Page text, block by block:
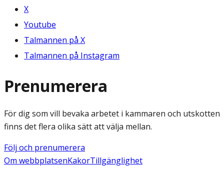
X
Youtube
Talmannen på X
Talmannen på Instagram
Prenumerera
För dig som vill bevaka arbetet i kammaren och utskotten
finns det flera olika sätt att välja mellan.
Följ och prenumerera
Om webbplatsenKakorTillgänglighet